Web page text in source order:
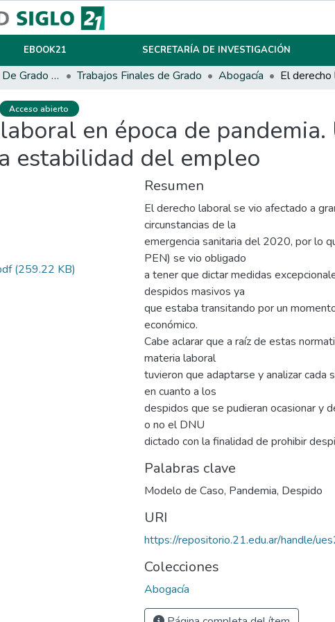
EBOOK21 SECRETARÍA DE INVESTIGACIÓN
Trabajos Finales De Grado Y Posgrado Trabajos Finales de Grado Abogacía
Acceso abierto
en época de
estabilidad del empleo
(259.22 KB)
Resumen
El derecho laboral se vio afectado a
circunstancias de la
emergencia sanitaria del 2020, por lo
PEN) se vio obligado
a tener que dictar medidas
despidos masivos ya
que estaba transitando por un
económico.
Cabe aclarar que a raíz de estas
materia laboral
tuvieron que adaptarse y analizar cada
en cuanto a los
despidos que se pudieran ocasionar y
o no el DNU
dictado con la finalidad de prohibir
Palabras clave
Modelo de Caso, Pandemia, Despido
URI
https://repositorio.21.edu.ar/handle/
Colecciones
Abogacía